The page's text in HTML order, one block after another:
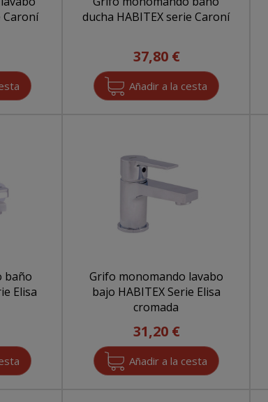
Caroní
ducha HABITEX serie Caroní
37,80 €
baño
Elisa
Grifo monomando lavabo
bajo HABITEX Serie Elisa
cromada
31,20 €